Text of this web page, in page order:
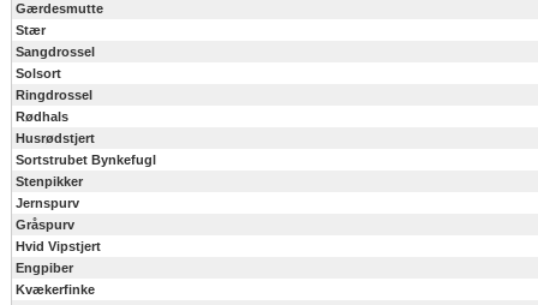
Gærdesmutte
Stær
Sangdrossel
Solsort
Ringdrossel
Rødhals
Husrødstjert
Sortstrubet Bynkefugl
Stenpikker
Jernspurv
Gråspurv
Hvid Vipstjert
Engpiber
Kvækerfinke